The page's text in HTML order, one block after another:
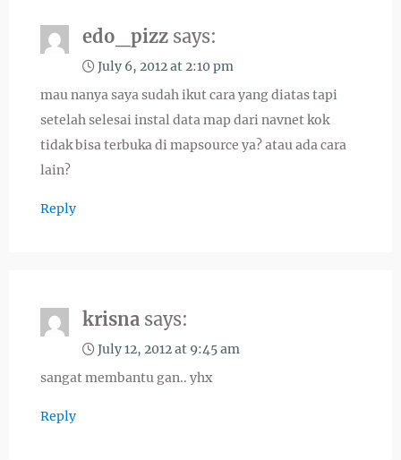
edo_pizz says:
July 6, 2012 at 2:10 pm
mau nanya saya sudah ikut cara yang diatas tapi
setelah selesai instal data map dari navnet kok
tidak bisa terbuka di mapsource ya? atau ada cara
lain?
Reply
krisna says:
July 12, 2012 at 9:45 am
sangat membantu gan.. yhx
Reply